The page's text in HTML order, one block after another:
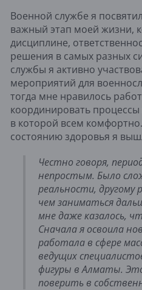
Военной службе я
важный этап моей жизни,
дисциплине,
решения в самых разных
службы я активно
мероприятий для
тогда мне нравилось
координировать процессы
в которой всем
состоянию здоровья я
Честно говоря,
непростым. Было
реальности,
чем заниматься
мне даже казалось,
Сначала я освоила
работала в сфере
ведущих
фигуры в Алматы.
поверить в